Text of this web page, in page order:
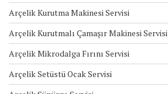
Arçelik Kurutma Makinesi Servisi
Arçelik Kurutmalı Çamaşır Makinesi Servisi
Arçelik Mikrodalga Fırını Servisi
Arçelik Setüstü Ocak Servisi